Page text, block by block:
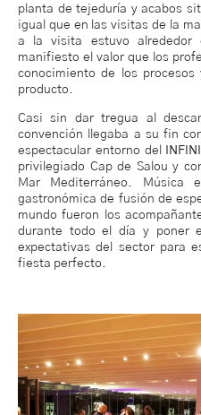
planta de tejeduría y acabos
igual que en las visitas de la
a la visita estuvo
manifiesto el valor que los
conocimiento de los
producto.
Casi sin dar tregua al
convención llegaba a su fin
espectacular entorno del
privilegiado Cap de Salou y
Mar Mediterráneo. Música
gastronómica de fusión de
mundo fueron los
durante todo el día y poner
expectativas del sector para
fiesta perfecto.